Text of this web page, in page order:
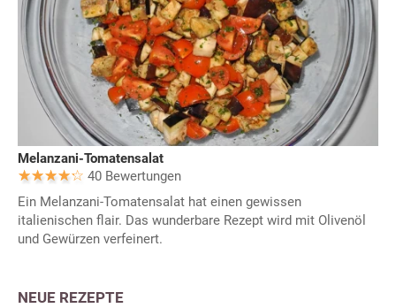
Melanzani-Tomatensalat
40 Bewertungen
Ein Melanzani-Tomatensalat hat einen gewissen
italienischen flair. Das wunderbare Rezept wird mit Olivenöl
und Gewürzen verfeinert.
NEUE REZEPTE